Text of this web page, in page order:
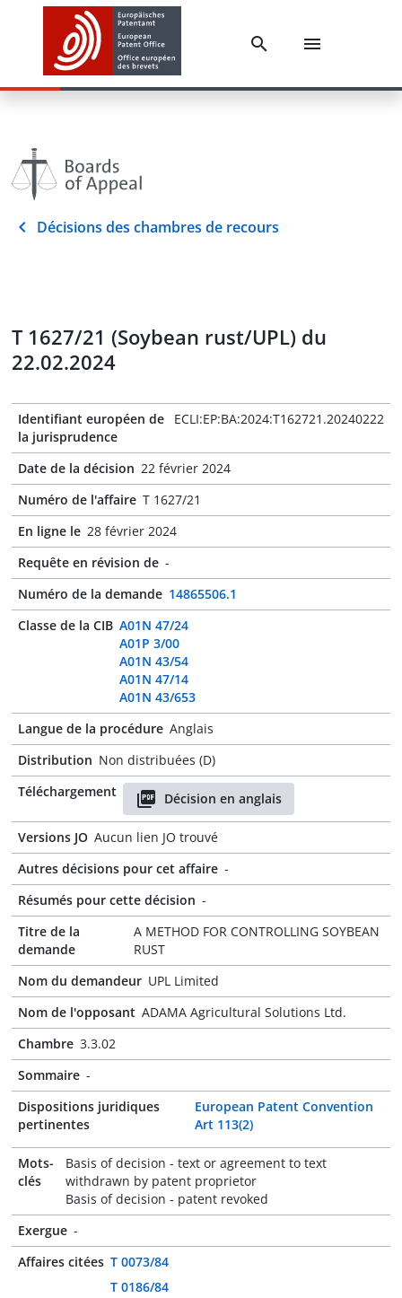
Décisions des chambres de recours
T 1627/21 (Soybean rust/UPL) du
22.02.2024
Identifiant européen de
la jurisprudence
ECLI:EP:BA:2024:T162721.20240222
Date de la décision 22 février 2024
Numéro de l'affaire T 1627/21
En ligne le 28 février 2024
Requête en révision de -
Numéro de la demande 14865506.1
Classe de la CIB A01N 47/24
A01P 3/00
A01N 43/54
A01N 47/14
A01N 43/653
Langue de la procédure Anglais
Distribution Non distribuées (D)
Téléchargement
Décision en anglais
Versions JO Aucun lien JO trouvé
Autres décisions pour cet affaire -
Résumés pour cette décision -
Titre de la
demande
A METHOD FOR CONTROLLING SOYBEAN
RUST
Nom du demandeur UPL Limited
Nom de l'opposant ADAMA Agricultural Solutions Ltd.
Chambre 3.3.02
Sommaire -
Dispositions juridiques
pertinentes
European Patent Convention
Art 113(2)
Mots-
clés
Basis of decision - text or agreement to text
withdrawn by patent proprietor
Basis of decision - patent revoked
Exergue -
Affaires citées T 0073/84
T 0186/84